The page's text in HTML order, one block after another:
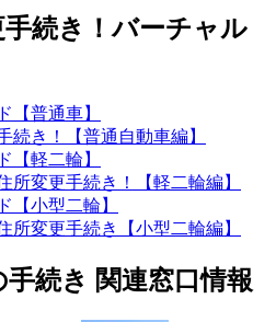
続き！バーチャル
【普通車】
【軽二輪】
【小型二輪】
続き 関連窓口情報